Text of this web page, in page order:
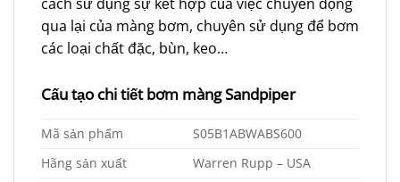
qua lại của màng bơm, chuyên sử dụng để bơm
các loại chất đặc, bùn, keo…
Cấu tạo chi tiết bơm màng Sandpiper
Mã sản phẩm
S05B1ABWABS600
Hãng sản xuất
Warren Rupp – USA